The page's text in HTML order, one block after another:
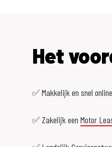
Het
✅ Makkelijk en snel
✅ Zakelijk een Motor